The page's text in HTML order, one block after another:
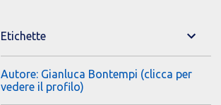
Etichette
Autore: Gianluca Bontempi (clicca per
vedere il profilo)